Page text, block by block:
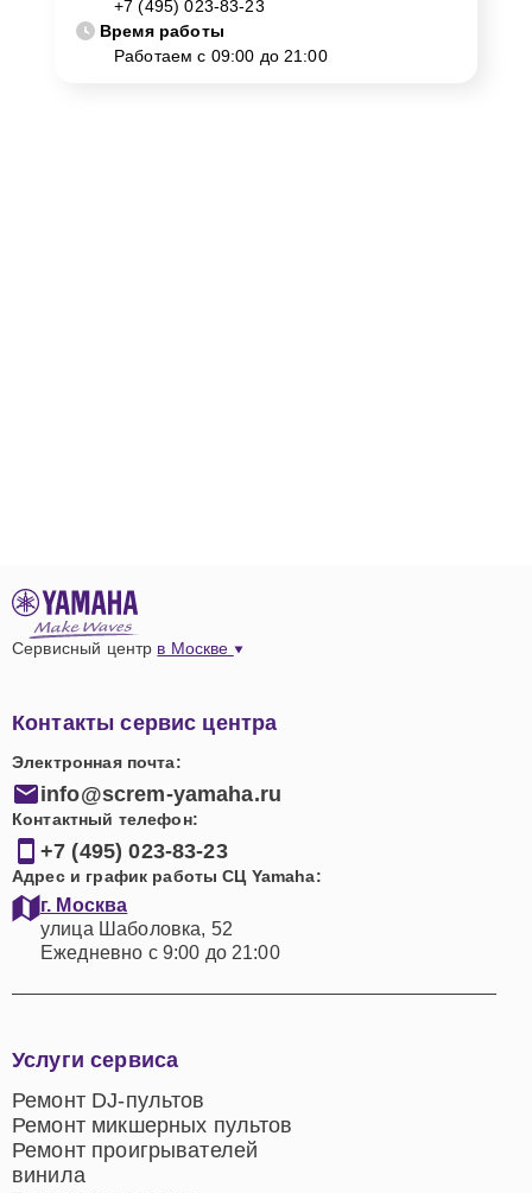
или замена динамиков.
+7 (495) 023-83-23
Время работы
Работаем с 09:00 до 21:00
Сервисный центр в Москве
Контакты сервис центра
Электронная почта:
info@screm-yamaha.ru
Контактный телефон:
+7 (495) 023-83-23
Адрес и график работы СЦ Yamaha:
г. Москва
улица Шаболовка, 52
Ежедневно с 9:00 до 21:00
Услуги сервиса
Ремонт DJ-пультов
Ремонт микшерных пультов
Ремонт проигрывателей
винила